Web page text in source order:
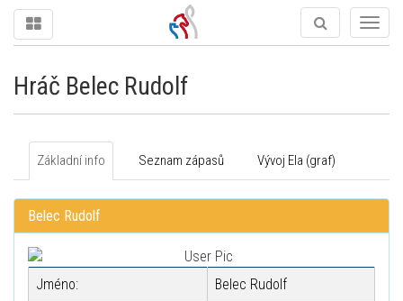
Hráč Belec Rudolf
Základní info Seznam zápasů Vývoj Ela (graf)
Belec Rudolf
Jméno: Belec Rudolf